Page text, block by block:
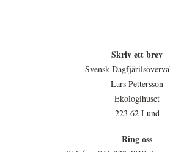
Skriv ett brev
Svensk
Lars Pettersson
Ekologihuset
223 62 Lund
Ring oss